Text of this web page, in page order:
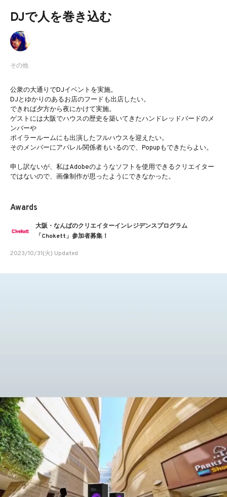
DJで人を巻き込む
その他
公衆の大通りでDJイベントを実施。
DJとゆかりのあるお店のフードも出店したい。
できれば夕方から夜にかけて実施。
ゲストには大阪でハウスの歴史を築いてきたハンドレッドバードのメ
ンバーや
ボイラールームにも出演したフルハウスを迎えたい。
そのメンバーにアパレル関係者もいるので、Popupもできたらよい。
申し訳ないが、私はAdobeのようなソフトを使用できるクリエイター
ではないので、画像制作が思ったようにできなかった。
Awards
大阪・なんばのクリエイターインレジデンスプログラム
「Chokett」参加者募集！
2023/10/31(火) Updated